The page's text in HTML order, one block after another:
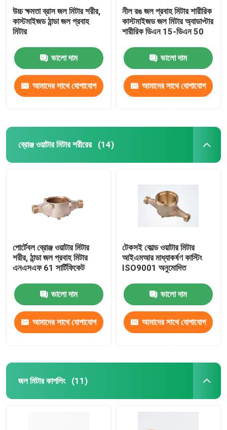
উচ্চ ক্ষমতা ব্রাস জল মিটার শরীর,
কাস্টমাইজড ঠান্ডা জল প্রবাহ
মিটার
ভালো দাম
আমাদের সাথে যোগাযোগ
নীল রঙ জল প্রবাহ মিটার শারীরিক
কাস্টমাইজড জল মিটার অ্যাডাপ্টার
শারীরিক ডিএন 15-ডিএন 50
ভালো দাম
আমাদের সাথে যোগাযোগ
ব্রোঞ্জ ওয়াটার মিটার শরীরের (14)
পোর্টেবল ব্রোঞ্জ ওয়াটার মিটার
শরীর, ঠান্ডা জল প্রবাহ মিটার
এনএসএফ 61 সার্টিফিকেট
ভালো দাম
আমাদের সাথে যোগাযোগ
টেকসই কোল্ড ওয়াটার মিটার
আইএমআর মাধ্যাকর্ষণ কাস্টিং
ISO9001 অনুমোদিত
ভালো দাম
আমাদের সাথে যোগাযোগ
জল মিটার কাপলিং (11)